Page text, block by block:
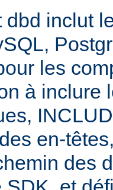
dbd inclut
les
à inclure
en-
des